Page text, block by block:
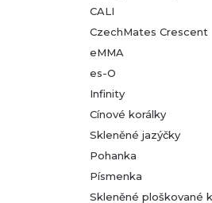
CALI
CzechMates Crescent
eMMA
es-O
Infinity
Cínové korálky
Skleněné jazýčky
Pohanka
Písmenka
Skleněné ploškované